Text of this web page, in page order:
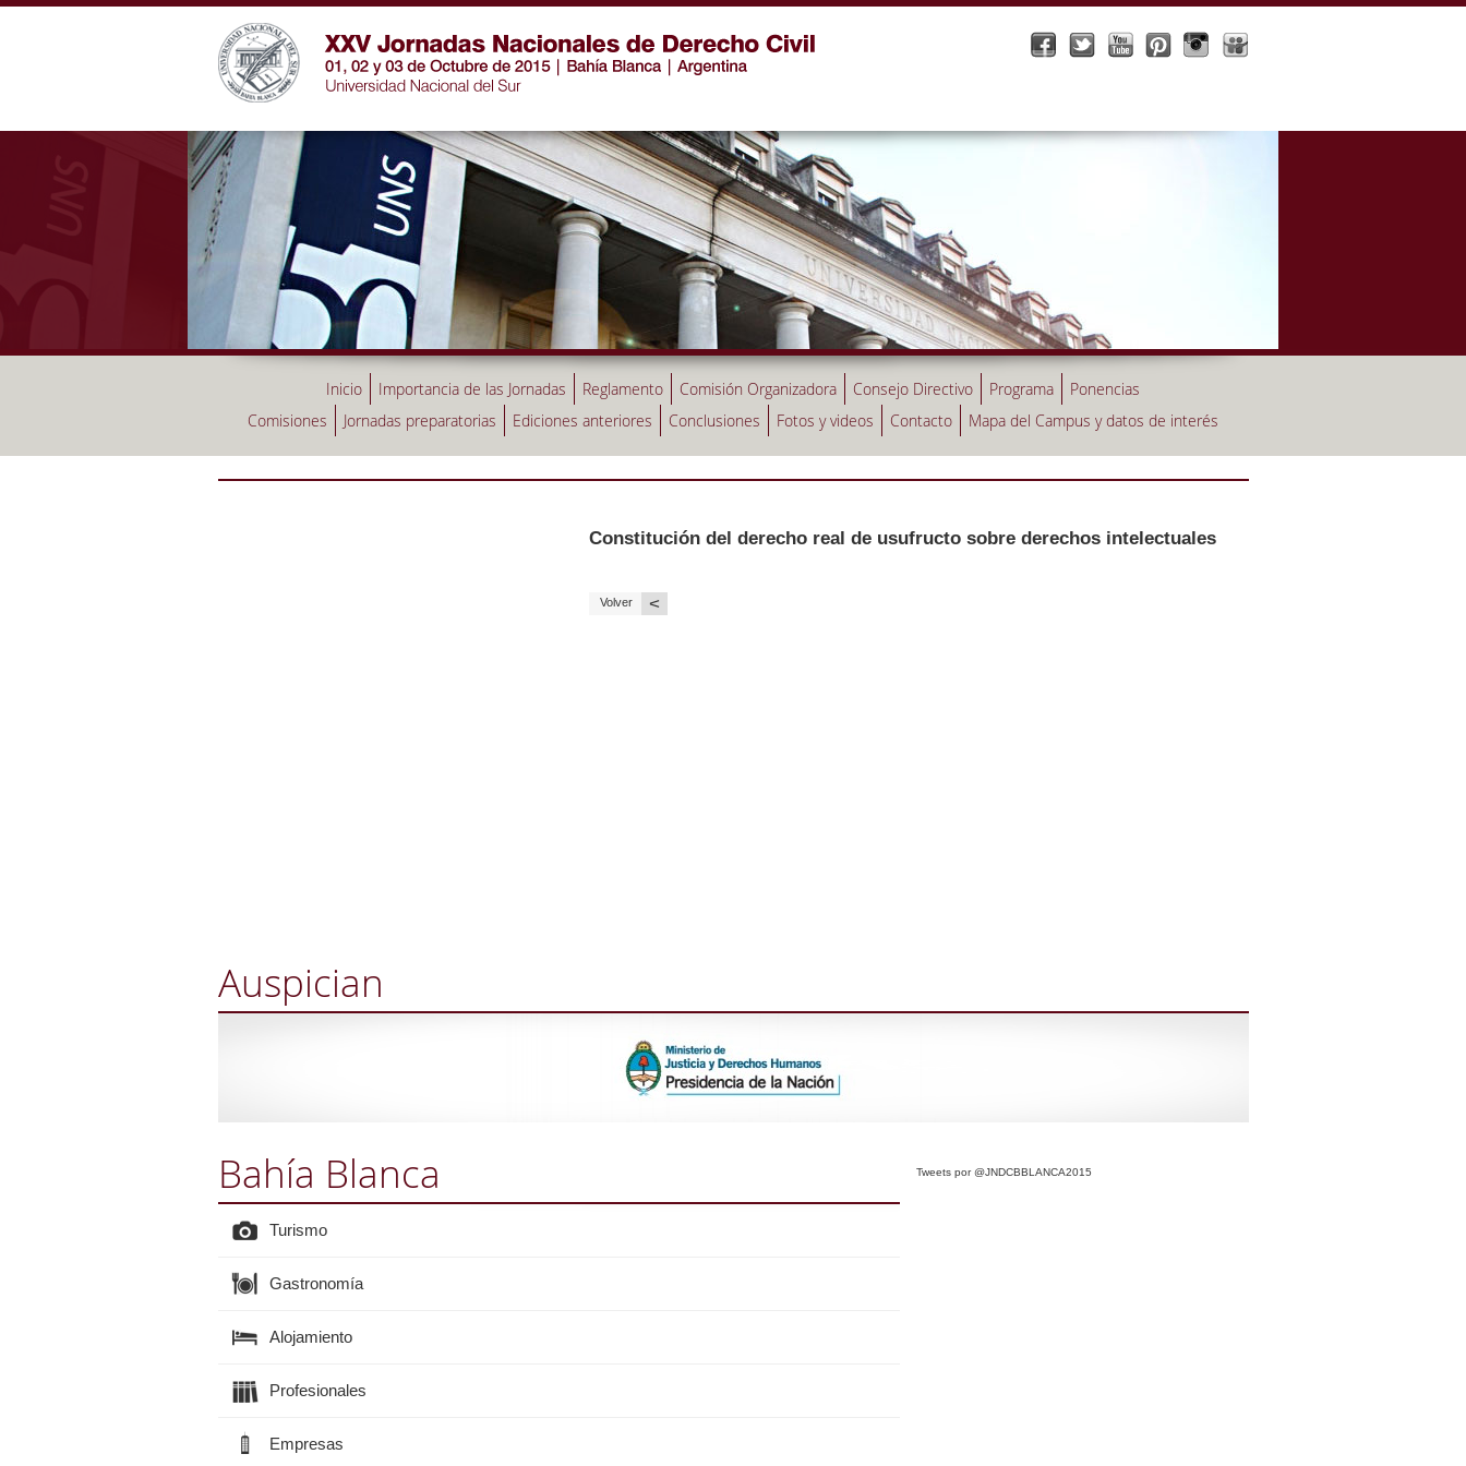
Inicio Importancia de las Jornadas Reglamento Comisión Organizadora Consejo Directivo Programa
Ponencias
Comisiones
Jornadas preparatorias Ediciones anteriores Conclusiones Fotos y videos Contacto Mapa del Campus y datos de interés
Constitución del derecho real de usufructo sobre derechos intelectuales
Volver <
Auspician
Bahía Blanca
Turismo
Gastronomía
Alojamiento
Profesionales
Empresas
Tweets por @JNDCBBLANCA2015